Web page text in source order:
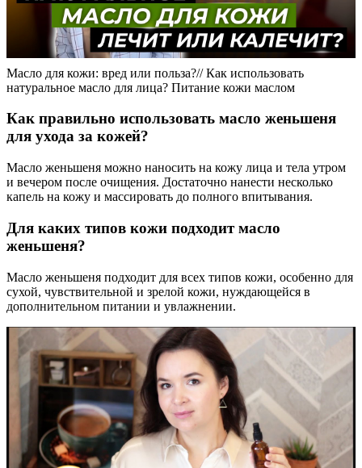
Масло для кожи: вред или польза?// Как использовать
натуральное масло для лица? Питание кожи маслом
Как правильно использовать масло женьшеня
для ухода за кожей?
Масло женьшеня можно наносить на кожу лица и тела утром
и вечером после очищения. Достаточно нанести несколько
капель на кожу и массировать до полного впитывания.
Для каких типов кожи подходит масло
женьшеня?
Масло женьшеня подходит для всех типов кожи, особенно для
сухой, чувствительной и зрелой кожи, нуждающейся в
дополнительном питании и увлажнении.